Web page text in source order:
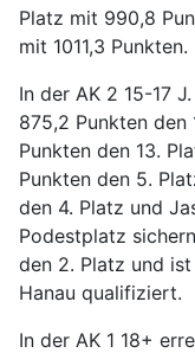
Platz mit 990,8
mit 1011,3 Punkten.
In der AK 2 15-17
875,2 Punkten den
Punkten den 13.
Punkten den 5.
den 4. Platz und
Podestplatz
den 2. Platz und
Hanau qualifiziert.
In der AK 1 18+